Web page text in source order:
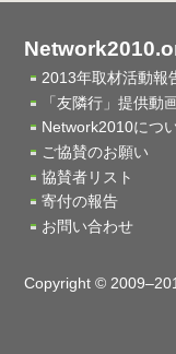
2013年取材活動報
「友隣行」提供動
Network2010につ
ご協賛のお願い
協賛者リスト
寄付の報告
お問い合わせ
Copyright ©